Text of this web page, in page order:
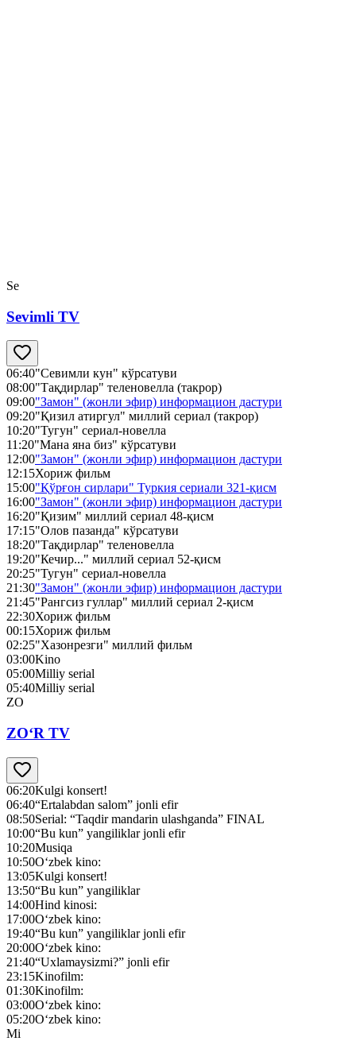
Se
Sevimli TV
06:40"Севимли кун" кўрсатуви
08:00"Тақдирлар" теленовелла (такрор)
09:00"Замон" (жонли эфир) информацион дастури
09:20"Қизил атиргул" миллий сериал (такрор)
10:20"Тугун" сериал-новелла
11:20"Мана яна биз" кўрсатуви
12:00"Замон" (жонли эфир) информацион дастури
12:15Хориж фильм
15:00"Қўрғон сирлари" Туркия сериали 321-қисм
16:00"Замон" (жонли эфир) информацион дастури
16:20"Қизим" миллий сериал 48-қисм
17:15"Олов пазанда" кўрсатуви
18:20"Тақдирлар" теленовелла
19:20"Кечир..." миллий сериал 52-қисм
20:25"Тугун" сериал-новелла
21:30"Замон" (жонли эфир) информацион дастури
21:45"Рангсиз гуллар" миллий сериал 2-қисм
22:30Хориж фильм
00:15Хориж фильм
02:25"Хазонрезги" миллий фильм
03:00Kino
05:00Milliy serial
05:40Milliy serial
ZO
ZO‘R TV
06:20Kulgi konsert!
06:40“Ertalabdan salom” jonli efir
08:50Serial: “Taqdir mandarin ulashganda” FINAL
10:00“Bu kun” yangiliklar jonli efir
10:20Musiqa
10:50O‘zbek kino:
13:05Kulgi konsert!
13:50“Bu kun” yangiliklar
14:00Hind kinosi:
17:00O‘zbek kino:
19:40“Bu kun” yangiliklar jonli efir
20:00O‘zbek kino:
21:40“Uxlamaysizmi?” jonli efir
23:15Kinofilm:
01:30Kinofilm:
03:00O‘zbek kino:
05:20O‘zbek kino:
Mi